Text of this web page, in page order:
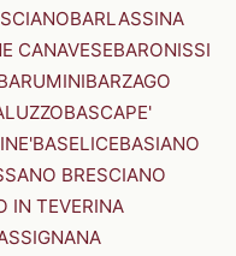
BARLASSINA
CANAVESEBARONISSI
BARZAGO
BASCAPE'
BASELICEBASIANO
BRESCIANO
IN TEVERINA